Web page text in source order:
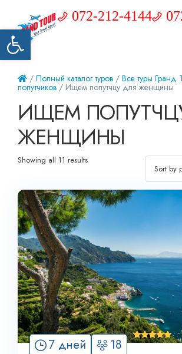
Открыть панель инструментов
072-212-4144
/ Полный каталог туров / Все туры Гранд
попутчиков / Ищем попутчцу для женщины
ИЩЕМ
ЖЕНЩИНЫ
Showing all 11 results
7 дней 18 4
'